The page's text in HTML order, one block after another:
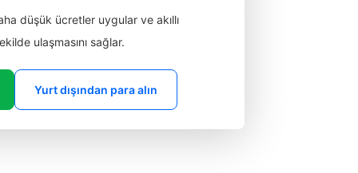
düşük ücretler uygular ve akıllı
ulaşmasını sağlar.
Yurt dışından para alın